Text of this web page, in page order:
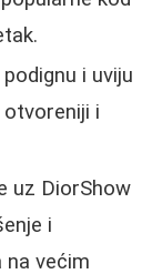
i uviju
i
uz DiorShow
i
na većim